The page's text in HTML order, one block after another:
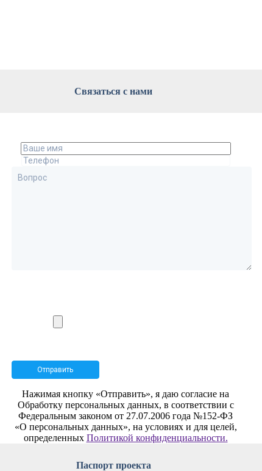
Связаться с нами
Нажимая кнопку «Отправить», я даю согласие на
Обработку персональных данных, в соответствии с
Федеральным законом от 27.07.2006 года №152-ФЗ
«О персональных данных», на условиях и для целей,
определенных Политикой конфиденциальности.
Паспорт проекта